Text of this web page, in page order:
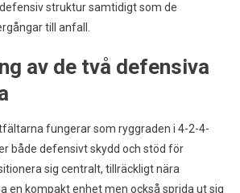
struktur samtidigt som de
till anfall.
av de två defensiva
fungerar som ryggraden i 4-2-4-
både defensivt skydd och stöd för
sig centralt, tillräckligt nära
en kompakt enhet men också sprida ut sig